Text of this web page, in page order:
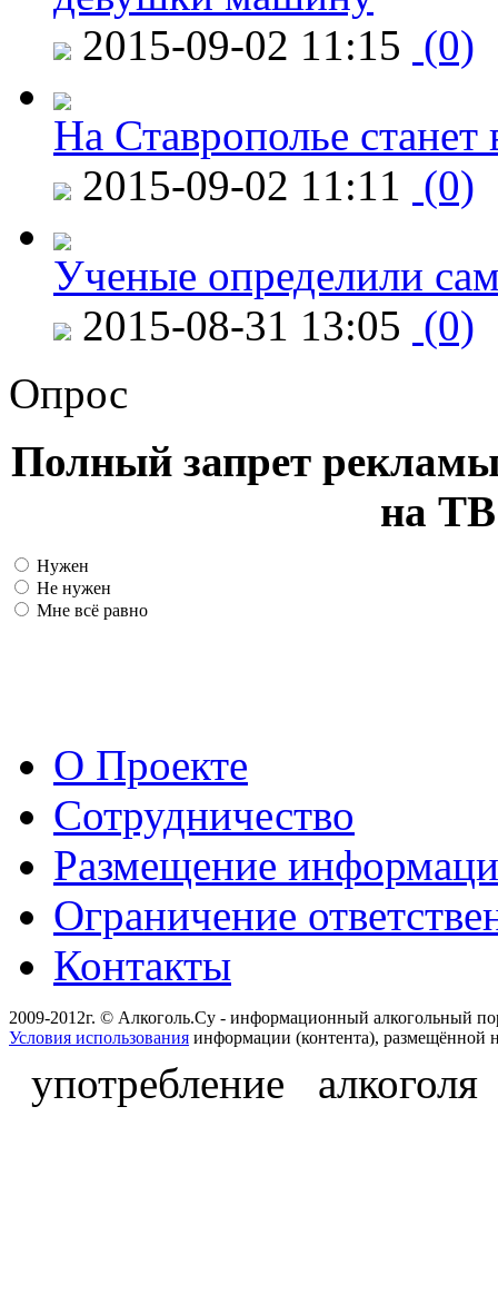
2015-09-02 11:15 (0)
На Ставрополье
2015-09-02 11:11 (0)
Ученые определили
2015-08-31 13:05 (0)
Опрос
Полный запрет
на ТВ
Нужен
Не нужен
Мне всё равно
О Проекте
Сотрудничество
Размещение
Ограничение
Контакты
2009-2012г. © Алкоголь.Су - информационный алкогольный
Условия использования информации (контента), размещённой
употребление